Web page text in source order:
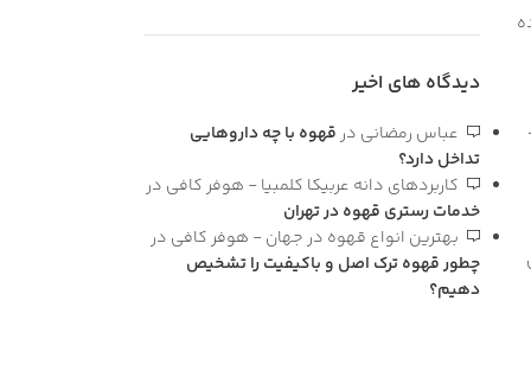
دیدگاه های اخیر
عباس رمضانی در قهوه با چه داروهایی
تداخل دارد؟
کاربردهای دانه عربیکا کلمبیا - هوفر کافی در
خدمات رستری قهوه در تهران
بهترین انواع قهوه در جهان - هوفر کافی در
چطور قهوه ترک اصل و باکیفیت را تشخیص
دهیم؟